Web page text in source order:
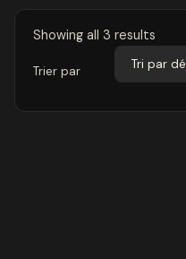
Showing all 3 results
Trier par